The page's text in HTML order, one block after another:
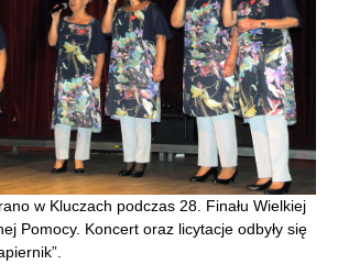
w Kluczach podczas 28. Finału Wielkiej
Pomocy. Koncert oraz licytacje odbyły się